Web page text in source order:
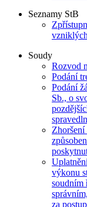
Seznamy StB
Soudy
Rozvod
Podání
Podání
Sb., o
výkonu
soudním
za